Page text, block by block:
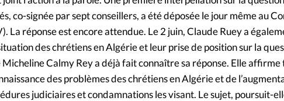
co-signée par sept conseillers, a été déposée le jour même au
La réponse est encore attendue. Le 2 juin, Claude Ruey a
des chrétiens en Algérie et leur prise de position sur la
Calmy Rey a déjà fait connaître sa réponse. Elle affirme
des problèmes des chrétiens en Algérie et de
judiciaires et condamnations les visant. Le sujet, poursuit-